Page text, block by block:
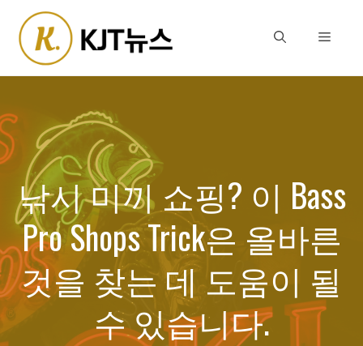
content
Menu
낚시 미끼 쇼핑? 이 Bass
Pro Shops Trick은 올바른
것을 찾는 데 도움이 될
수 있습니다.